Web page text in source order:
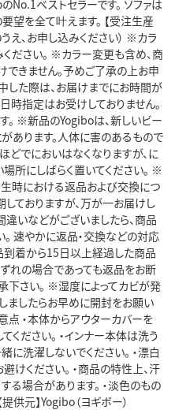
No.1ベストセラーです。 ソファは
望を全て叶えます。 【受注生産
え、お申し込みください） ※カラ
ださい。 ※カラー変更も含め、商
できません。予めご了承の上お申
た際は、お届けまでにお時間が
時指定はお受けしておりません。
。 ※新品のYogiboは、新しいビー
あります。人体に害のあるもので
どでにおいはなくなりますが、に
所にしばらく置いてください。 ※
時における返品および交換につ
ておりますが、万が一お届けし
いなどがございましたら、商品
速やかに返品・交換などの対応
到着から15日以上経過した商品
れの場合であっても返品をお断
下さい。 ※湿度によってカビが発
ましたらお早めに開封をお願い
点 ・本体からアウターカバーを
ください。 ・インナー本体は洗う
に洗濯しないでください。 ・漂白
ください。 ・商品の特性上、汗
る場合があります。 ・淡色のもの
供元】Yogibo（ヨギボー）